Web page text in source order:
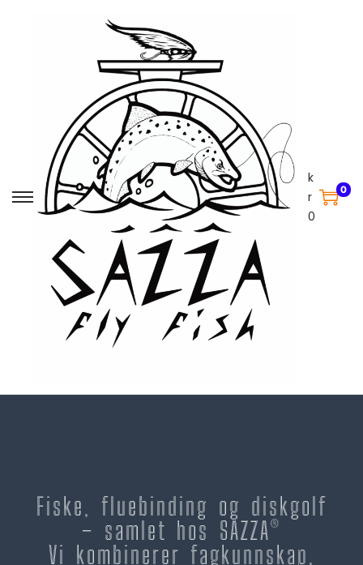
k
r
0
0
Fiske, fluebinding og diskgolf
– samlet hos SAZZA®
Vi kombinerer fagkunnskap,